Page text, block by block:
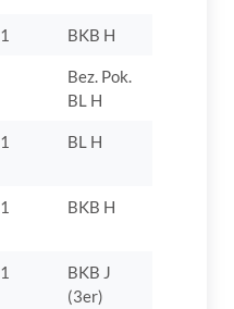
1 BKB H
Bez. Pok.
BL H
1 BL H
1 BKB H
1
BKB J
(3er)